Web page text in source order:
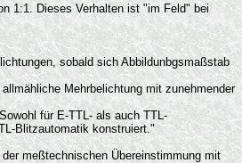
1:1. Dieses Verhalten ist "im Feld" bei
sobald sich Abbildunbgsmaßstab
Mehrbelichtung mit zunehmender
für E-TTL- als auch TTL-
Blitzautomatik konstruiert."
meßtechnischen Übereinstimmung mit